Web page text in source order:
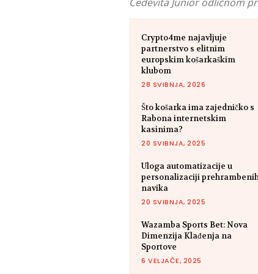
Crypto4me najavljuje
partnerstvo s elitnim
europskim košarkaškim
klubom
28 SVIBNJA, 2026
Što košarka ima zajedničko s
Rabona internetskim
kasinima?
20 SVIBNJA, 2025
Uloga automatizacije u
personalizaciji
navika
20 SVIBNJA, 2025
Wazamba Sports Bet: Nova
Dimenzija Klađenja na
Sportove
6 VELJAČE, 2025